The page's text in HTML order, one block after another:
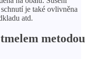
je také ovlivněna
atd.
metodou